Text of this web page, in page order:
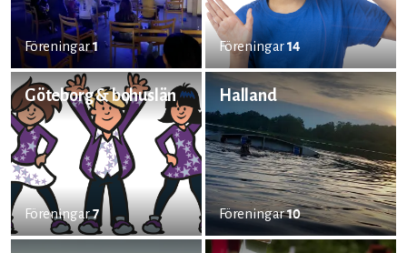
Föreningar1 Föreningar14
Göteborg & bohuslän
Föreningar7
Halland
Föreningar10